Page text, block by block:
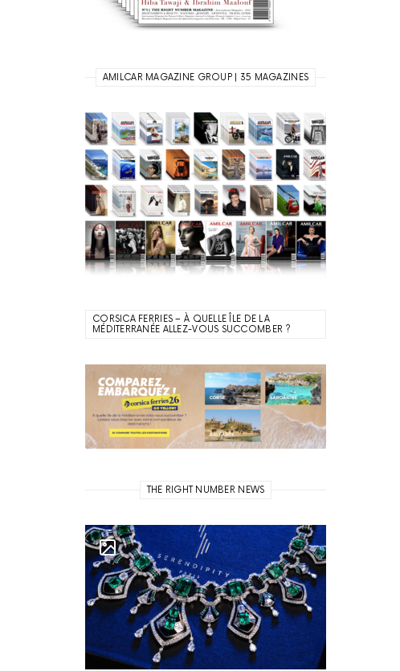
AMILCAR MAGAZINE GROUP | 35 MAGAZINES
CORSICA FERRIES – À QUELLE ÎLE DE LA
MÉDITERRANÉE ALLEZ-VOUS SUCCOMBER ?
THE RIGHT NUMBER NEWS